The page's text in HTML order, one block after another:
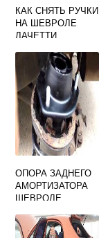
КАК СНЯТЬ РУЧКИ
НА ШЕВРОЛЕ
ЛАЧЕТТИ
ОПОРА ЗАДНЕГО
АМОРТИЗАТОРА
ШЕВРОЛЕ